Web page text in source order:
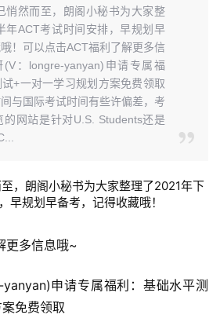
悄然而至，朗阁小秘书为大家整
年ACT考试时间安排，早规划早
！可以点击ACT福利了解更多信
：longre-yanyan)申请专属福
+一对一学习规划方案免费领取
与国际考试时间有些许偏差，考
的网站是针对U.S. Students还是
，朗阁小秘书为大家整理了2021年下
早规划早备考，记得收藏哦！
更多信息哦~
申请专属福利：基础水平测
免费领取